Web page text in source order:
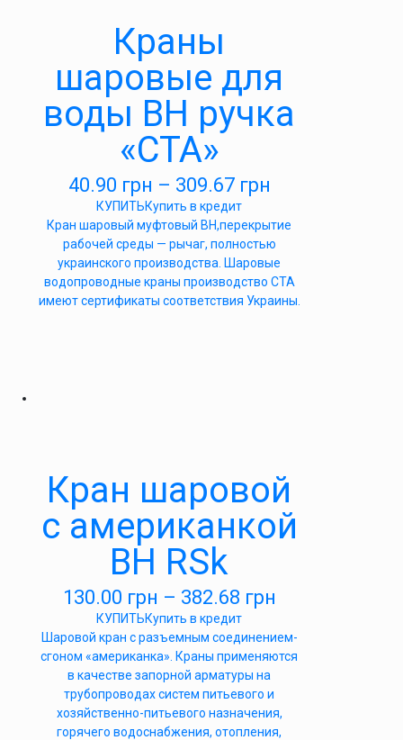
Краны
шаровые для
воды ВН ручка
«СТА»
40.90 грн – 309.67 грн
КУПИТЬКупить в кредит
Кран шаровый муфтовый ВН,перекрытие
рабочей среды — рычаг, полностью
украинского производства. Шаровые
водопроводные краны производство СТА
имеют сертификаты соответствия Украины.
Кран шаровой
с американкой
ВН RSk
130.00 грн – 382.68 грн
КУПИТЬКупить в кредит
Шаровой кран с разъемным соединением-
сгоном «американка». Краны применяются
в качестве запорной арматуры на
трубопроводах систем питьевого и
хозяйственно-питьевого назначения,
горячего водоснабжения, отопления,